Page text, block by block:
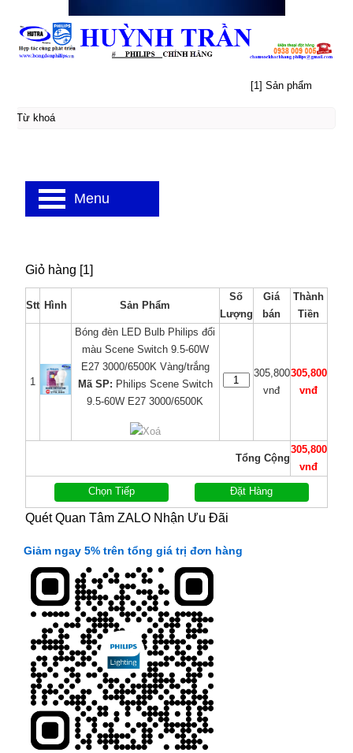
Giỏ hàng [1]
Stt Hình Sản Phẩm
Số
Lượng
Giá
bán
Thành
Tiền
1
Bóng đèn LED Bulb Philips đổi
màu Scene Switch 9.5-60W
E27 3000/6500K Vàng/trắng
Mã SP: Philips Scene Switch
9.5-60W E27 3000/6500K
Xoá
305,800
vnđ
305,800
vnđ
Tổng Cộng
305,800
vnđ
Đặt Hàng
Chọn Tiếp
Quét Quan Tâm ZALO Nhận Ưu Đãi
Giảm ngay 5% trên tổng giá trị đơn hàng
[1] Sản phẩm
Menu